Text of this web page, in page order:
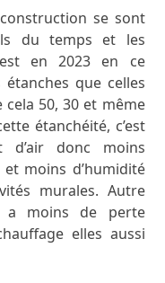
se sont
du temps et les
est en 2023 en ce
que celles
50, 30 et même
étanchéité, c’est
donc moins
moins d’humidité
murales. Autre
a moins de perte
elles aussi